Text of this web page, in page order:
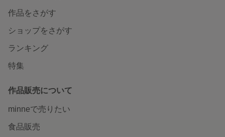
作品をさがす
ショップをさがす
ランキング
特集
作品販売について
minneで売りたい
食品販売